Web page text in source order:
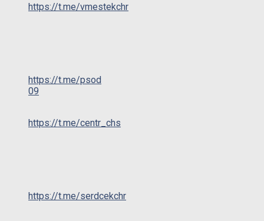
https://t.me/vmestekchr
https://t.me/psod
09
https://t.me/centr_chs
https://t.me/serdcekchr